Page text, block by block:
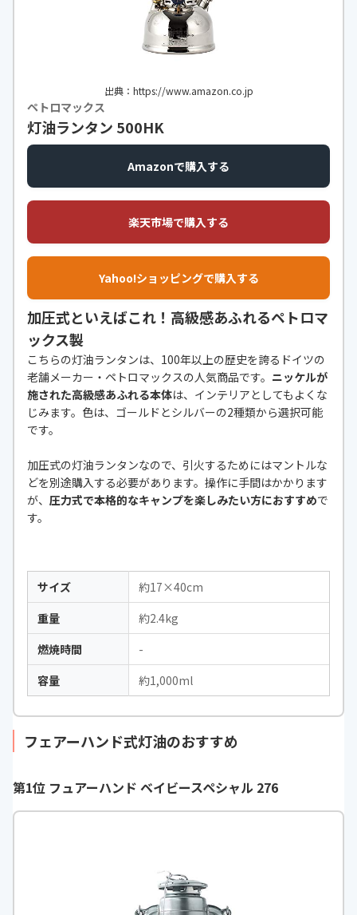
出典：https://www.amazon.co.jp
ペトロマックス
灯油ランタン 500HK
Amazonで購入する
楽天市場で購入する
Yahoo!ショッピングで購入する
加圧式といえばこれ！高級感あふれるペトロマ
ックス製
こちらの灯油ランタンは、100年以上の歴史を誇るドイツの
老舗メーカー・ペトロマックスの人気商品です。 ニッケルが
施された高級感あふれる本体は、インテリアとしてもよくな
じみます。色は、ゴールドとシルバーの2種類から選択可能
です。
加圧式の灯油ランタンなので、引火するためにはマントルな
どを別途購入する必要があります。操作に手間はかかります
が、 圧力式で本格的なキャンプを楽しみたい方におすすめで
す。
サイズ
約17×40cm
重量
約2.4kg
燃焼時間
-
容量
約1,000ml
フェアーハンド式灯油のおすすめ
第1位 フュアーハンド ベイビースペシャル 276